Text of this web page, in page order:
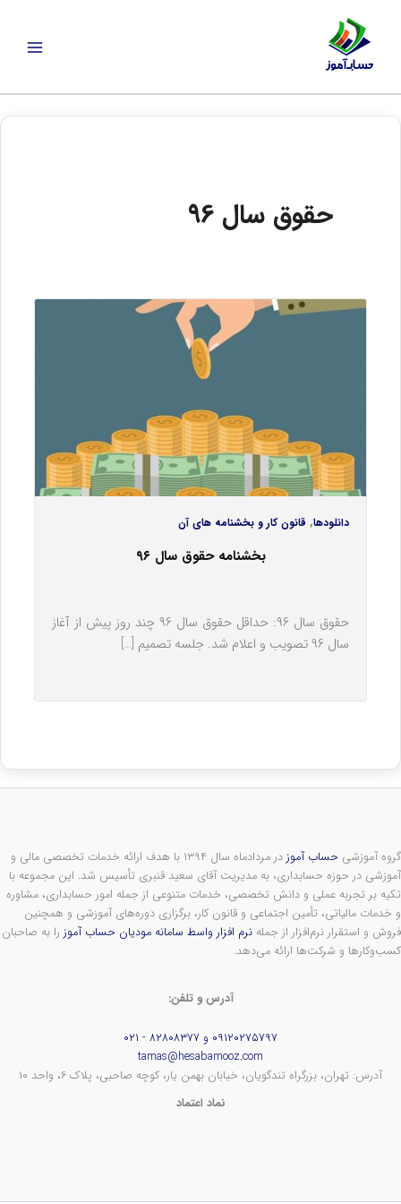
حقوق سال 96
دانلودها, قانون کار و بخشنامه های آن
بخشنامه حقوق سال ۹۶
حقوق سال ۹۶: حداقل حقوق سال ۹۶ چند روز پیش از آغاز
سال ۹۶ تصویب و اعلام شد. جلسه تصمیم […]
گروه آموزشی حساب آموز
در مردادماه سال ۱۳۹۴ با هدف ارائه خدمات تخصصی مالی و
آموزشی در حوزه حسابداری، به مدیریت آقای سعید قنبری تأسیس شد. این مجموعه با
تکیه بر تجربه عملی و دانش تخصصی، خدمات متنوعی از جمله امور حسابداری، مشاوره
و خدمات مالیاتی، تأمین اجتماعی و قانون کار، برگزاری دوره‌های آموزشی و همچنین
فروش و استقرار نرم‌افزار از جمله نرم افزار واسط سامانه مودیان حساب آموز را به صاحبان
کسب‌وکارها و شرکت‌ها ارائه می‌دهد.
آدرس و تلفن:
۰۹۱۲۰۲۷۵۷۹۷ و ۸۲۸۰۸۳۷۷ - ۰۲۱
tamas@hesabamooz.com
آدرس: تهران، بزرگراه تندگویان، خیابان بهمن یار، کوچه صاحبی، پلاک ۶، واحد ۱۰
نماد اعتماد